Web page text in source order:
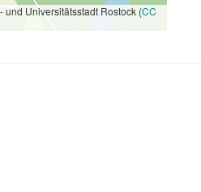
Universitätsstadt Rostock (CC